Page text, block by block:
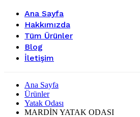
Ana Sayfa
Hakkımızda
Tüm Ürünler
Blog
İletişim
Ana Sayfa
Ürünler
Yatak Odası
MARDİN YATAK ODASI